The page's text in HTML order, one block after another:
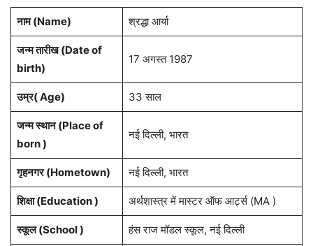
नाम (Name) श्रद्धा आर्या
जन्म तारीख (Date of
birth)
17 अगस्त 1987
उम्र( Age) 33 साल
जन्म स्थान (Place of
born )
नई दिल्ली, भारत
गृहनगर (Hometown) नई दिल्ली, भारत
शिक्षा (Education ) अर्थशास्त्र में मास्टर ऑफ आर्ट्स (MA )
स्कूल (School ) हंस राज मॉडल स्कूल, नई दिल्ली